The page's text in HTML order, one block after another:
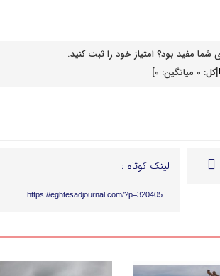
شما مفید بود؟ امتیاز خود را ثبت کنید.
[کل: 0 میانگین: 0
]
لینک کوتاه :
https://eghtesadjournal.com/?p=320405